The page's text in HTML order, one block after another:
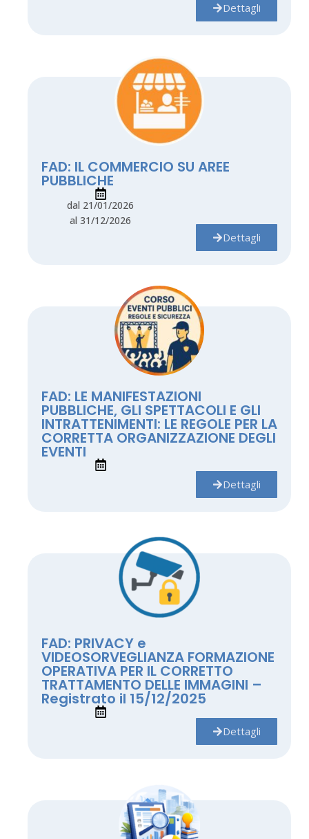
Dettagli
FAD: IL COMMERCIO SU AREE
PUBBLICHE
dal 21/01/2026
al 31/12/2026
Dettagli
FAD: LE MANIFESTAZIONI
PUBBLICHE, GLI SPETTACOLI E GLI
INTRATTENIMENTI: LE REGOLE PER LA
CORRETTA ORGANIZZAZIONE DEGLI
EVENTI
Dettagli
FAD: PRIVACY e
VIDEOSORVEGLIANZA FORMAZIONE
OPERATIVA PER IL CORRETTO
TRATTAMENTO DELLE IMMAGINI –
Registrato il 15/12/2025
Dettagli